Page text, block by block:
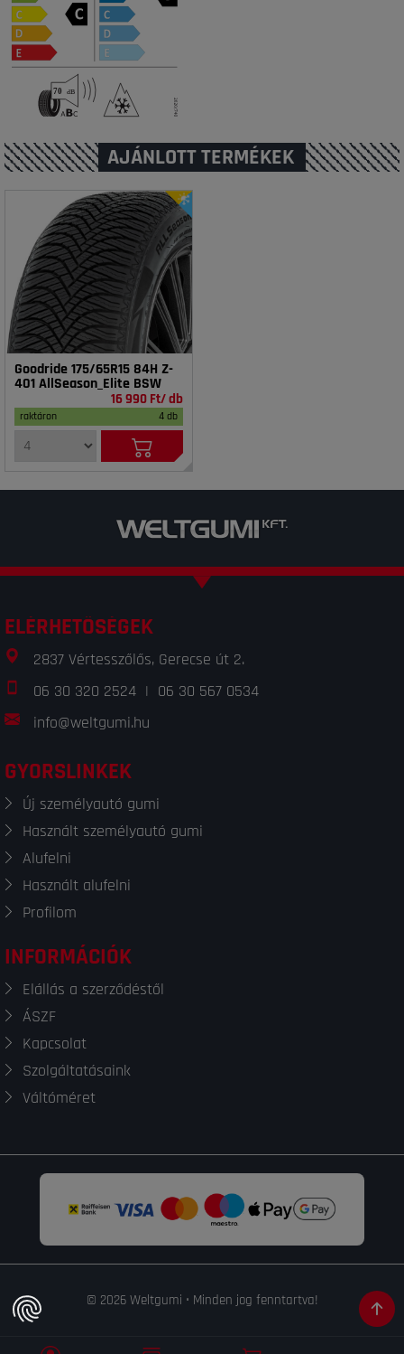
AJÁNLOTT TERMÉKEK
Goodride 175/65R15 84H Z-
401 AllSeason_Elite BSW
16 990 Ft/ db
raktáron 4 db
ELÉRHETŐSÉGEK
2837 Vértesszőlős, Gerecse út 2.
06 30 320 2524 | 06 30 567 0534
info@weltgumi.hu
GYORSLINKEK
Új személyautó gumi
Használt személyautó gumi
Alufelni
Használt alufelni
Profilom
INFORMÁCIÓK
Elállás a szerződéstől
ÁSZF
Kapcsolat
Szolgáltatásaink
Váltóméret
© 2026 Weltgumi • Minden jog fenntartva!